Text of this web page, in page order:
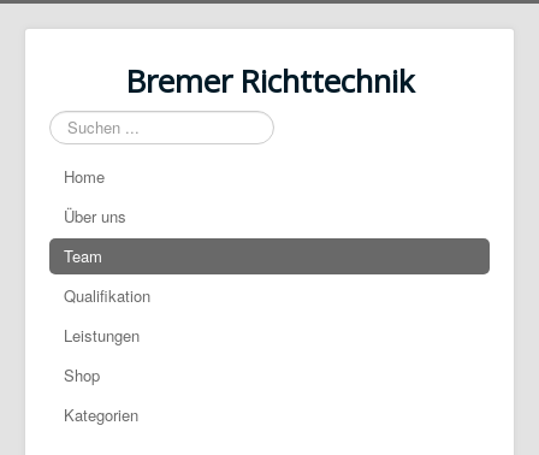
Bremer Richttechnik
Suchen
...
Home
Über uns
Team
Qualifikation
Leistungen
Shop
Kategorien